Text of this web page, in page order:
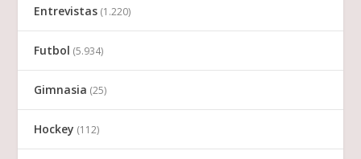
Entrevistas (1.220)
Futbol (5.934)
Gimnasia (25)
Hockey (112)